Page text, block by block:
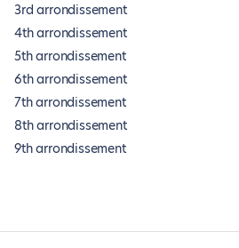
3rd arrondissement
4th arrondissement
5th arrondissement
6th arrondissement
7th arrondissement
8th arrondissement
9th arrondissement